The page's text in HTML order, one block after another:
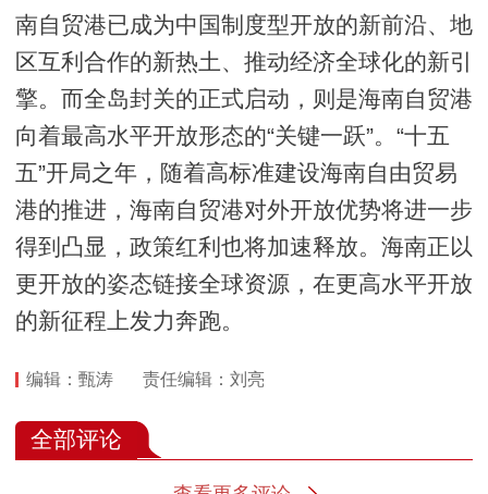
南自贸港已成为中国制度型开放的新前沿、地
区互利合作的新热土、推动经济全球化的新引
擎。而全岛封关的正式启动，则是海南自贸港
向着最高水平开放形态的“关键一跃”。“十五
五”开局之年，随着高标准建设海南自由贸易
港的推进，海南自贸港对外开放优势将进一步
得到凸显，政策红利也将加速释放。海南正以
更开放的姿态链接全球资源，在更高水平开放
的新征程上发力奔跑。
编辑：甄涛 责任编辑：刘亮
全部评论